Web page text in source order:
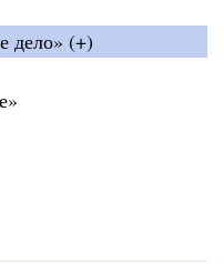
дело» (+)